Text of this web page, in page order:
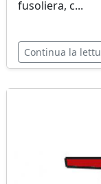
fusoliera, c...
Continua la